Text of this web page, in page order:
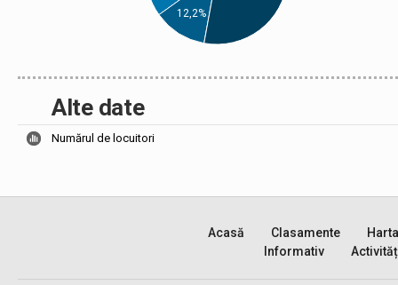
12,2%
Alte date
Numărul de locuitori
Acasă Clasamente
Harta
Informativ